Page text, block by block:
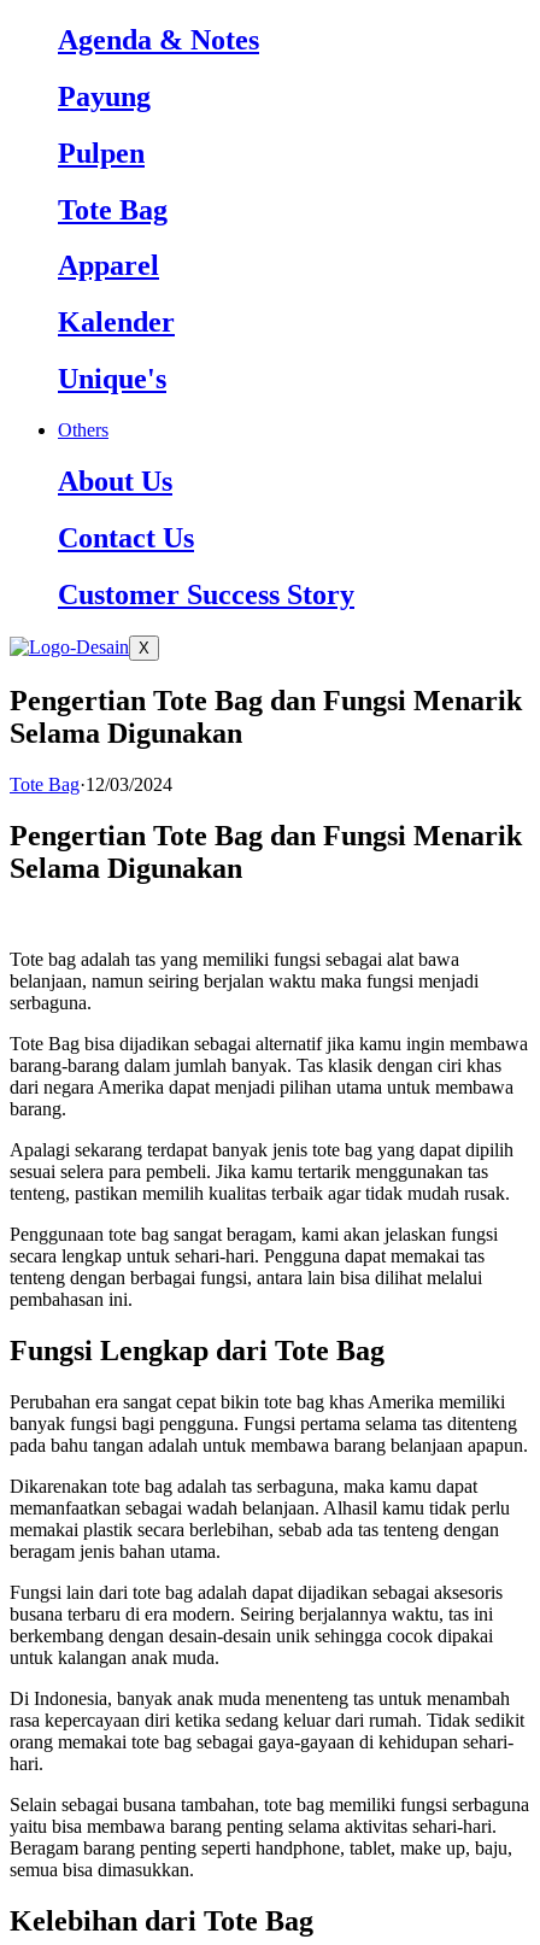
Agenda & Notes
Payung
Pulpen
Tote Bag
Apparel
Kalender
Unique's
Others
About Us
Contact Us
Customer Success Story
X
Pengertian Tote Bag dan Fungsi Menarik
Selama Digunakan
Tote Bag·12/03/2024
Pengertian Tote Bag dan Fungsi Menarik
Selama Digunakan
Tote bag adalah tas yang memiliki fungsi sebagai alat bawa
belanjaan, namun seiring berjalan waktu maka fungsi menjadi
serbaguna.
Tote Bag bisa dijadikan sebagai alternatif jika kamu ingin membawa
barang-barang dalam jumlah banyak. Tas klasik dengan ciri khas
dari negara Amerika dapat menjadi pilihan utama untuk membawa
barang.
Apalagi sekarang terdapat banyak jenis tote bag yang dapat dipilih
sesuai selera para pembeli. Jika kamu tertarik menggunakan tas
tenteng, pastikan memilih kualitas terbaik agar tidak mudah rusak.
Penggunaan tote bag sangat beragam, kami akan jelaskan fungsi
secara lengkap untuk sehari-hari. Pengguna dapat memakai tas
tenteng dengan berbagai fungsi, antara lain bisa dilihat melalui
pembahasan ini.
Fungsi Lengkap dari Tote Bag
Perubahan era sangat cepat bikin tote bag khas Amerika memiliki
banyak fungsi bagi pengguna. Fungsi pertama selama tas ditenteng
pada bahu tangan adalah untuk membawa barang belanjaan apapun.
Dikarenakan tote bag adalah tas serbaguna, maka kamu dapat
memanfaatkan sebagai wadah belanjaan. Alhasil kamu tidak perlu
memakai plastik secara berlebihan, sebab ada tas tenteng dengan
beragam jenis bahan utama.
Fungsi lain dari tote bag adalah dapat dijadikan sebagai aksesoris
busana terbaru di era modern. Seiring berjalannya waktu, tas ini
berkembang dengan desain-desain unik sehingga cocok dipakai
untuk kalangan anak muda.
Di Indonesia, banyak anak muda menenteng tas untuk menambah
rasa kepercayaan diri ketika sedang keluar dari rumah. Tidak sedikit
orang memakai tote bag sebagai gaya-gayaan di kehidupan sehari-
hari.
Selain sebagai busana tambahan, tote bag memiliki fungsi serbaguna
yaitu bisa membawa barang penting selama aktivitas sehari-hari.
Beragam barang penting seperti handphone, tablet, make up, baju,
semua bisa dimasukkan.
Kelebihan dari Tote Bag